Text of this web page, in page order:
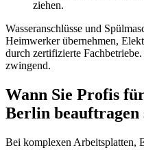
ziehen.
Wasseranschlüsse und
Heimwerker übernehmen,
durch zertifizierte
zwingend.
Wann Sie Profis
Berlin beauftragen
Bei komplexen Arbeitsplatten,